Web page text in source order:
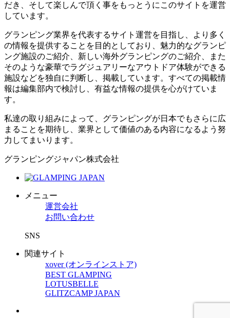
だき、そして楽しんで頂く事をもっとうにこのサイトを運営
しています。
グランピング業界を代表するサイト運営を目指し、より多く
の情報を提供することを目的としており、魅力的なグランピ
ング施設のご紹介、新しい海外グランピングのご紹介、また
そのような豪華でラグジュアリーなアウトドア体験ができる
施設などを独自に判断し、掲載しています。すべての掲載情
報は編集部内で検討し、有益な情報の提供を心がけていま
す。
私達の取り組みによって、グランピングが日本でもさらに広
まることを期待し、業界として価値のある内容になるよう努
力してまいります。
グランピングジャパン株式会社
メニュー
運営会社
お問い合わせ
SNS
関連サイト
xover (オンラインストア)
BEST GLAMPING
LOTUSBELLE
GLITZCAMP JAPAN